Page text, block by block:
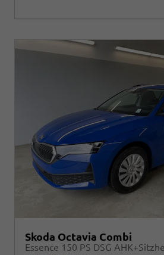
Skoda Octavia Combi
Essence 150 PS DSG